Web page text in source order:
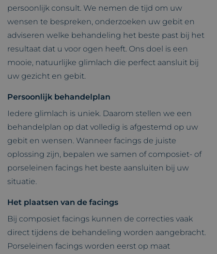
persoonlijk consult. We nemen de tijd om uw
wensen te bespreken, onderzoeken uw gebit en
adviseren welke behandeling het beste past bij het
resultaat dat u voor ogen heeft. Ons doel is een
mooie, natuurlijke glimlach die perfect aansluit bij
uw gezicht en gebit.
Persoonlijk behandelplan
Iedere glimlach is uniek. Daarom stellen we een
behandelplan op dat volledig is afgestemd op uw
gebit en wensen. Wanneer facings de juiste
oplossing zijn, bepalen we samen of composiet- of
porseleinen facings het beste aansluiten bij uw
situatie.
Het plaatsen van de facings
Bij composiet facings kunnen de correcties vaak
direct tijdens de behandeling worden aangebracht.
Porseleinen facings worden eerst op maat